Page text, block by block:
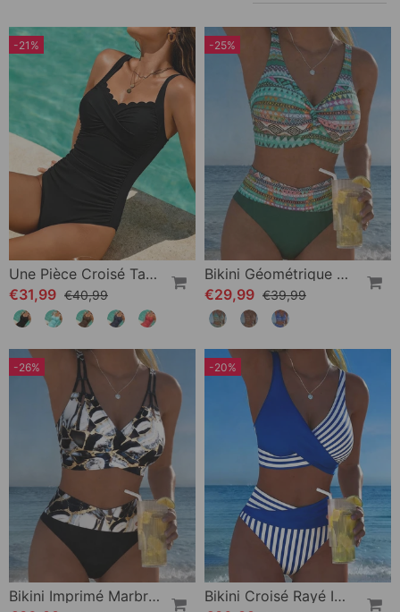
-21%
Une Pièce Croisé Taille Affinant
€31,99 €40,99
-25%
Bikini Géométrique Deux Pièces
€29,99 €39,99
-26%
Bikini Imprimé Marbre Découpe
-20%
Bikini Croisé Rayé Imprimé